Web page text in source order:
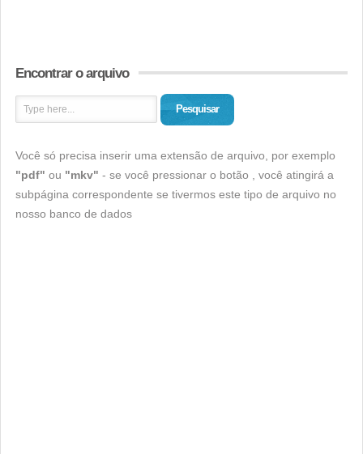
Encontrar o arquivo
Pesquisar
Você só precisa inserir uma extensão de arquivo, por exemplo
"pdf" ou "mkv" - se você pressionar o botão , você atingirá a
subpágina correspondente se tivermos este tipo de arquivo no
nosso banco de dados